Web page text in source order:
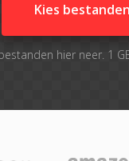
Kies bestanden
hier neer. 1